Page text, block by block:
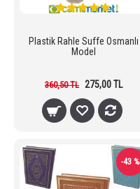
Plastik Rahle Suffe Osmanlı
Model
360,50 TL 275,00 TL
-43 %